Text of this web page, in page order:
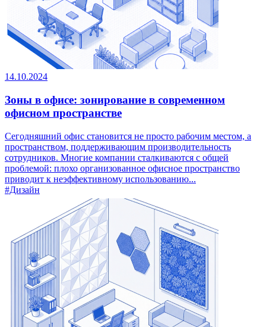
14.10.2024
Зоны в офисе: зонирование в современном
офисном пространстве
Сегодняшний офис становится не просто рабочим местом, а
пространством, поддерживающим производительность
сотрудников. Многие компании сталкиваются с общей
проблемой: плохо организованное офисное пространство
приводит к неэффективному использованию...
#Дизайн